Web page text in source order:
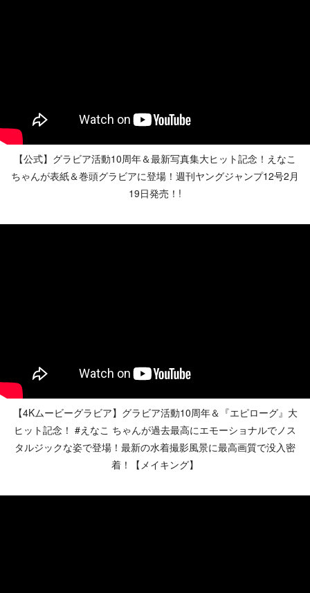
【公式】グラビア活動10周年＆最新写真集大ヒット記念！えなこ
ちゃんが表紙＆巻頭グラビアに登場！週刊ヤングジャンプ12号2月
19日発売！!
【4Kムービーグラビア】グラビア活動10周年＆『エピローグ』大
ヒット記念！ #えなこ ちゃんが過去最高にエモーショナルでノス
タルジックな姿で登場！最新の水着撮影風景に最高画質で没入密
着！【メイキング】